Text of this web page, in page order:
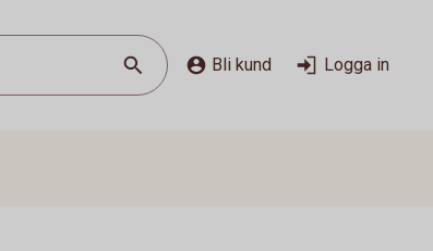
Bli kund Logga in